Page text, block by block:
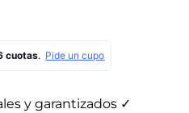
y garantizados ✓